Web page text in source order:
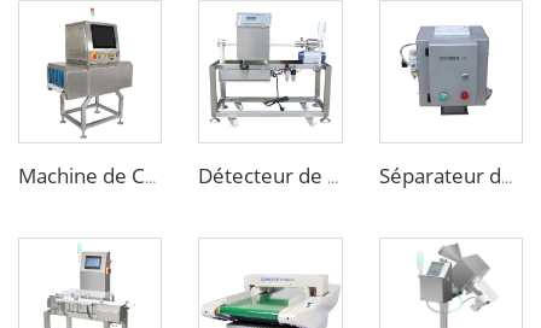
Machine de Contrôle par Rayons X Numérique pour les Emballages Alimentaires, Sacs, Bouteilles et Pots Détecteur de métaux personnalisé pour tube de liquide alimentaire pour pâte ou sauce Séparateur de métaux à gorge pour machines d'injection de moulage plastique